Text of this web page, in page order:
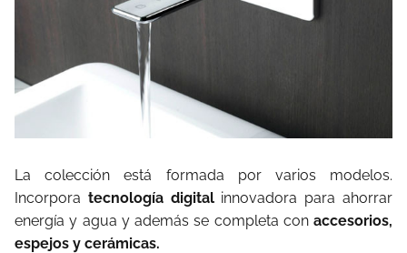
La colección está formada por varios modelos.
Incorpora tecnología digitalinnovadora para ahorrar
energía y agua y además se completa con accesorios,
espejos y cerámicas.